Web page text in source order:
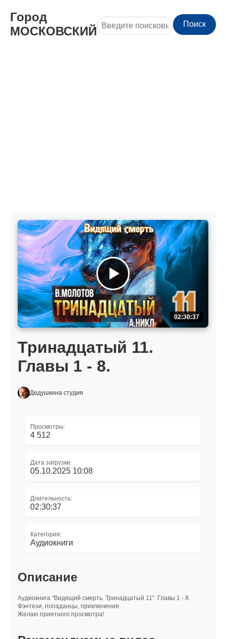
Город
МОСКОВСКИЙ
Поиск
02:30:37
Тринадцатый 11.
Главы 1 - 8.
Дедушкина студия
Просмотры:
4 512
Дата загрузки:
05.10.2025 10:08
Длительность:
02:30:37
Категория:
Аудиокниги
Описание
Аудиокнига "Видящий смерть. Тринадцатый 11". Главы 1 - 8.
Фэнтези, попаданцы, приключения.
Желаю приятного просмотра!